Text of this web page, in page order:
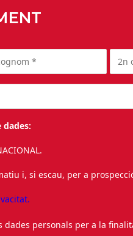
i, si escau, per a
dades personals per a la